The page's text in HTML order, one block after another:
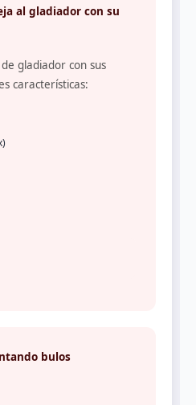
al gladiador con su
gladiador con sus
características:
bulos